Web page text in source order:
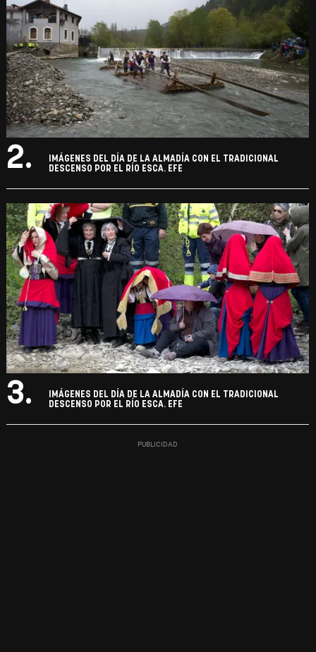
2.
IMÁGENES DEL DÍA DE LA ALMADÍA CON EL TRADICIONAL
DESCENSO POR EL RÍO ESCA. EFE
3.
IMÁGENES DEL DÍA DE LA ALMADÍA CON EL TRADICIONAL
DESCENSO POR EL RÍO ESCA. EFE